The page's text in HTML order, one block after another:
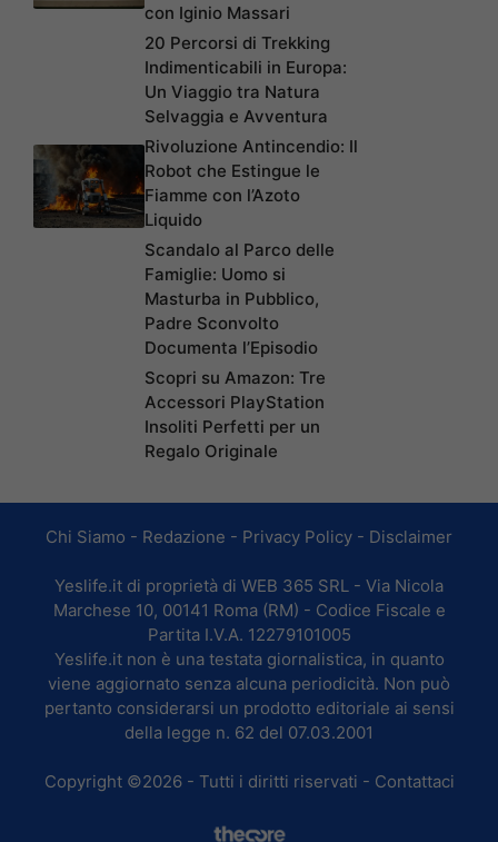
con Iginio Massari
20 Percorsi di Trekking
Indimenticabili in Europa:
Un Viaggio tra Natura
Selvaggia e Avventura
Rivoluzione Antincendio: Il
Robot che Estingue le
Fiamme con l’Azoto
Liquido
Scandalo al Parco delle
Famiglie: Uomo si
Masturba in Pubblico,
Padre Sconvolto
Documenta l’Episodio
Scopri su Amazon: Tre
Accessori PlayStation
Insoliti Perfetti per un
Regalo Originale
Chi Siamo - Redazione - Privacy Policy - Disclaimer
Yeslife.it di proprietà di WEB 365 SRL - Via Nicola
Marchese 10, 00141 Roma (RM) - Codice Fiscale e
Partita I.V.A. 12279101005
Yeslife.it non è una testata giornalistica, in quanto
viene aggiornato senza alcuna periodicità. Non può
pertanto considerarsi un prodotto editoriale ai sensi
della legge n. 62 del 07.03.2001
Copyright ©2026 - Tutti i diritti riservati - Contattaci